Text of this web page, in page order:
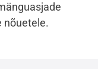
nõuetele.